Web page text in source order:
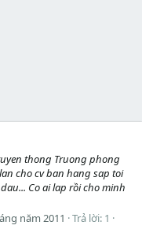
thong Truong phong
cho cv ban hang sap toi
Co ai lap rồi cho minh
năm 2011
Trả lời: 1